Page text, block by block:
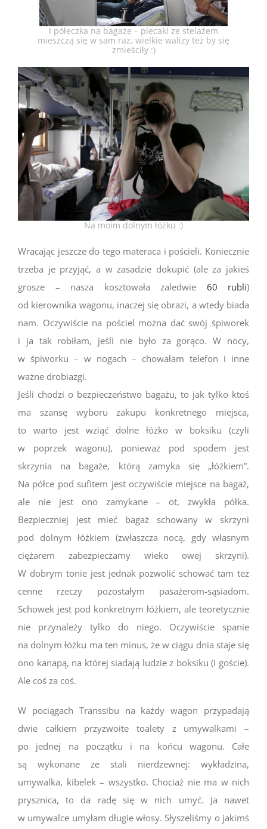
I półeczka na bagaże – plecaki ze stelażem
mieszczą się w sam raz, wielkie walizy też by się
zmieściły :)
Na moim dolnym łóżku :)
Wracając jeszcze do tego materaca i pościeli. Koniecznie
trzeba je przyjąć, a w zasadzie dokupić (ale za jakieś
grosze – nasza kosztowała zaledwie 60 rubli)
od kierownika wagonu, inaczej się obrazi, a wtedy biada
nam. Oczywiście na pościel można dać swój śpiworek
i ja tak robiłam, jeśli nie było za gorąco. W nocy,
w śpiworku – w nogach – chowałam telefon i inne
ważne drobiazgi.
Jeśli chodzi o bezpieczeństwo bagażu, to jak tylko ktoś
ma szansę wyboru zakupu konkretnego miejsca,
to warto jest wziąć dolne łóżko w boksiku (czyli
w poprzek wagonu), ponieważ pod spodem jest
skrzynia na bagaże, którą zamyka się „łóżkiem”.
Na półce pod sufitem jest oczywiście miejsce na bagaż,
ale nie jest ono zamykane – ot, zwykła półka.
Bezpieczniej jest mieć bagaż schowany w skrzyni
pod dolnym łóżkiem (zwłaszcza nocą, gdy własnym
ciężarem zabezpieczamy wieko owej skrzyni).
W dobrym tonie jest jednak pozwolić schować tam też
cenne rzeczy pozostałym pasażerom-sąsiadom.
Schowek jest pod konkretnym łóżkiem, ale teoretycznie
nie przynależy tylko do niego. Oczywiście spanie
na dolnym łóżku ma ten minus, że w ciągu dnia staje się
ono kanapą, na której siadają ludzie z boksiku (i goście).
Ale coś za coś.
W pociągach Transsibu na każdy wagon przypadają
dwie całkiem przyzwoite toalety z umywalkami –
po jednej na początku i na końcu wagonu. Całe
są wykonane ze stali nierdzewnej: wykładzina,
umywalka, kibelek – wszystko. Chociaż nie ma w nich
prysznica, to da radę się w nich umyć. Ja nawet
w umywalce umyłam długie włosy. Słyszeliśmy o jakimś